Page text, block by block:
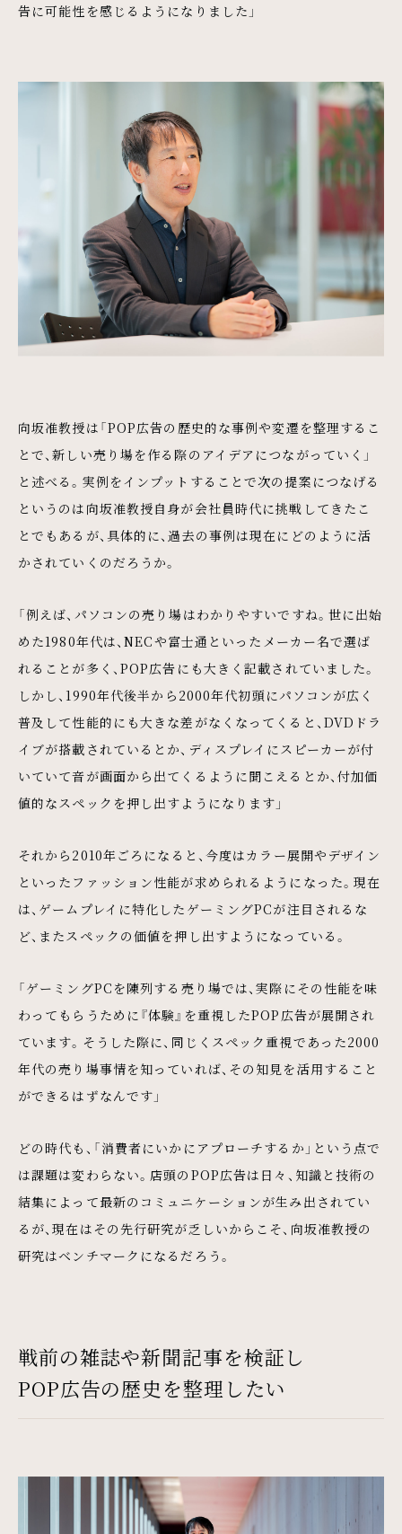
告に可能性を感じるようになりました」
向坂准教授は「POP広告の歴史的な事例や変遷を整理するこ
とで、新しい売り場を作る際のアイデアにつながっていく」
と述べる。実例をインプットすることで次の提案につなげる
というのは向坂准教授自身が会社員時代に挑戦してきたこ
とでもあるが、具体的に、過去の事例は現在にどのように活
かされていくのだろうか。
「例えば、パソコンの売り場はわかりやすいですね。世に出始
めた1980年代は、NECや富士通といったメーカー名で選ば
れることが多く、POP広告にも大きく記載されていました。
しかし、1990年代後半から2000年代初頭にパソコンが広く
普及して性能的にも大きな差がなくなってくると、DVDドラ
イブが搭載されているとか、ディスプレイにスピーカーが付
いていて音が画面から出てくるように聞こえるとか、付加価
値的なスペックを押し出すようになります」
それから2010年ごろになると、今度はカラー展開やデザイン
といったファッション性能が求められるようになった。現在
は、ゲームプレイに特化したゲーミングPCが注目されるな
ど、またスペックの価値を押し出すようになっている。
「ゲーミングPCを陳列する売り場では、実際にその性能を味
わってもらうために『体験』を重視したPOP広告が展開され
ています。そうした際に、同じくスペック重視であった2000
年代の売り場事情を知っていれば、その知見を活用すること
ができるはずなんです」
どの時代も、「消費者にいかにアプローチするか」という点で
は課題は変わらない。店頭のPOP広告は日々、知識と技術の
結集によって最新のコミュニケーションが生み出されてい
るが、現在はその先行研究が乏しいからこそ、向坂准教授の
研究はベンチマークになるだろう。
戦前の雑誌や新聞記事を検証し
POP広告の歴史を整理したい